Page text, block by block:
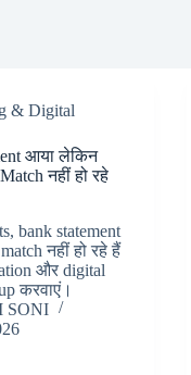
& Digital
आया लेकिन
नहीं हो रहे
bank statement
नहीं हो रहे हैं
और digital
करवाएं।
SONI